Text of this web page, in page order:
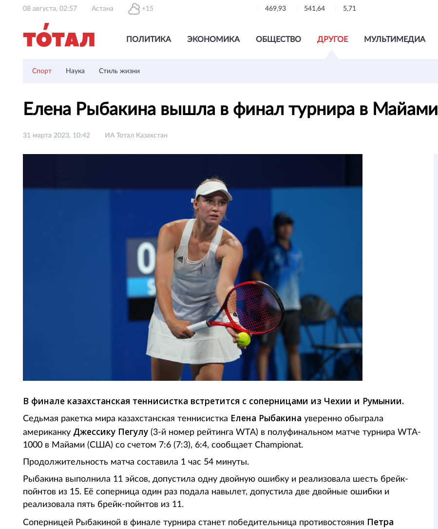
08 августа, 02:57 Астана +15 469,93 541,64 5,71
ПОЛИТИКА ЭКОНОМИКА ОБЩЕСТВО ДРУГОЕ МУЛЬТИМЕДИА
Спорт Наука Стиль жизни
Елена Рыбакина вышла в финал турнира в Майами
31 марта 2023, 10:42 ИА Тотал Казахстан
В финале казахстанская теннисистка встретится с соперницами из Чехии и Румынии.
Седьмая ракетка мира казахстанская теннисистка Елена Рыбакина уверенно обыграла
американку Джессику Пегулу (3-й номер рейтинга WTA) в полуфинальном матче турнира WTA-
1000 в Майами (США) со счетом 7:6 (7:3), 6:4, сообщает Championat.
Продолжительность матча составила 1 час 54 минуты.
Рыбакина выполнила 11 эйсов, допустила одну двойную ошибку и реализовала шесть брейк-
пойнтов из 15. Её соперница один раз подала навылет, допустила две двойные ошибки и
реализовала пять брейк-пойнтов из 11.
Соперницей Рыбакиной в финале турнира станет победительница противостояния Петра